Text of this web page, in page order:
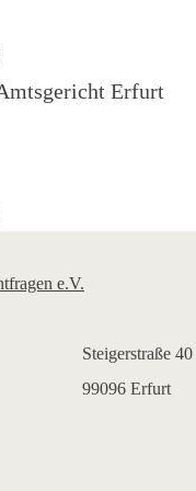
Erfurt
Steigerstraße 40
99096 Erfurt